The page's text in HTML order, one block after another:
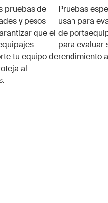
pruebas de
y pesos
que el
tu equipo de
al
Pruebas
usan para
de
para evaluar
rendimiento